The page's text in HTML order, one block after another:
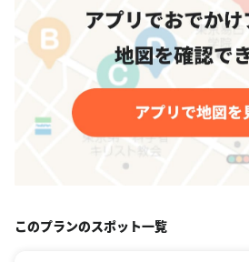
このプランのスポット一覧